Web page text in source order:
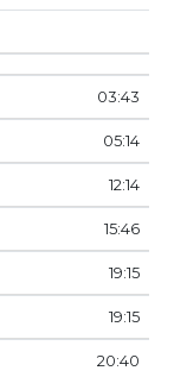
03:43
05:14
12:14
15:46
19:15
19:15
20:40